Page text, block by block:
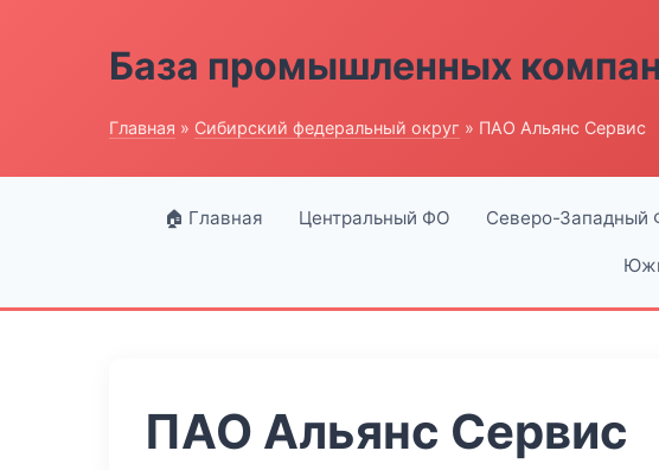
База промышленных
Главная » Сибирский федеральный округ » ПАО Альянс Сервис
🏠 Главная Центральный ФО Северо-Западный
ПАО Альянс Сервис